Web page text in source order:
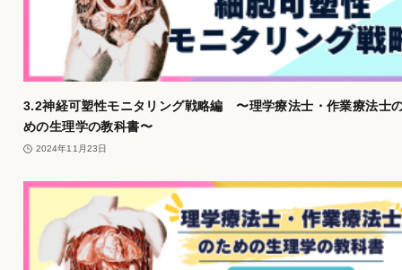
3.2神経可塑性モニタリング戦略編 〜理学療法士・作業療法士
めの生理学の教科書〜
2024年11月23日